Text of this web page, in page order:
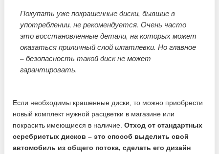
Покупать уже покрашенные диски, бывшие в
употреблении, не рекомендуется. Очень часто
это восстановленные детали, на которых может
оказаться приличный слой шпатлевки. Но главное
– безопасность такой диск не может
гарантировать.
Если необходимы крашенные диски, то можно приобрести
новый комплект нужной расцветки в магазине или
покрасить имеющиеся в наличие.Отход от стандартных
серебристых дисков – это способ выделить свой
автомобиль из общего потока, сделать его дизайн